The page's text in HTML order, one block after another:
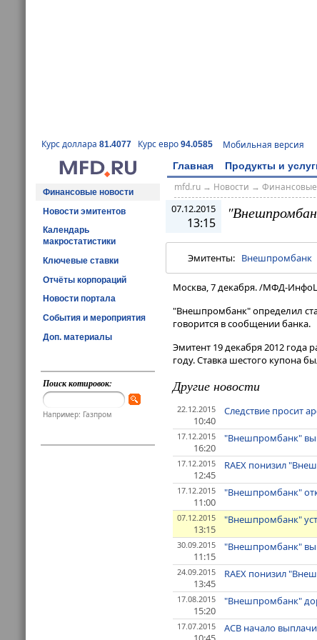
Курс доллара 81.4077 Курс евро 94.0585 Мобильная версия
Главная Продукты и
Финансовые новости
Новости эмитентов
Календарь
макростатистики
Ключевые ставки
Отчёты корпораций
Новости портала
События и мероприятия
Доп. материалы
Поиск котировок:
Например: Газпром
mfd.ru→ Новости → Финансовые
07.12.2015
13:15
Эмитенты: Внешпромбанк
Москва, 7 декабря. /МФД-
"Внешпромбанк" определил
говорится в сообщении банка.
Эмитент 19 декабря 2012
году. Ставка шестого купона
Другие новости
22.12.2015
10:40
Следствие просит
17.12.2015
16:20
"Внешпромбанк"
17.12.2015
12:45
RAEX понизил
17.12.2015
11:00
"Внешпромбанк"
07.12.2015
13:15
"Внешпромбанк"
30.09.2015
11:15
"Внешпромбанк"
24.09.2015
13:45
RAEX понизил
17.08.2015
15:20
"Внешпромбанк"
17.07.2015 АСВ начало